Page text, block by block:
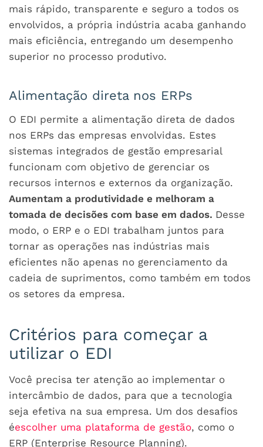
mais rápido, transparente e seguro a todos os
envolvidos, a própria indústria acaba ganhando
mais eficiência, entregando um desempenho
superior no processo produtivo.
Alimentação direta nos ERPs
O EDI permite a alimentação direta de dados
nos ERPs das empresas envolvidas. Estes
sistemas integrados de gestão empresarial
funcionam com objetivo de gerenciar os
recursos internos e externos da organização.
Aumentam a produtividade e melhoram a
tomada de decisões com base em dados. Desse
modo, o ERP e o EDI trabalham juntos para
tornar as operações nas indústrias mais
eficientes não apenas no gerenciamento da
cadeia de suprimentos, como também em todos
os setores da empresa.
Critérios para começar a
utilizar o EDI
Você precisa ter atenção ao implementar o
intercâmbio de dados, para que a tecnologia
seja efetiva na sua empresa. Um dos desafios
éescolher uma plataforma de gestão, como o
ERP (Enterprise Resource Planning).